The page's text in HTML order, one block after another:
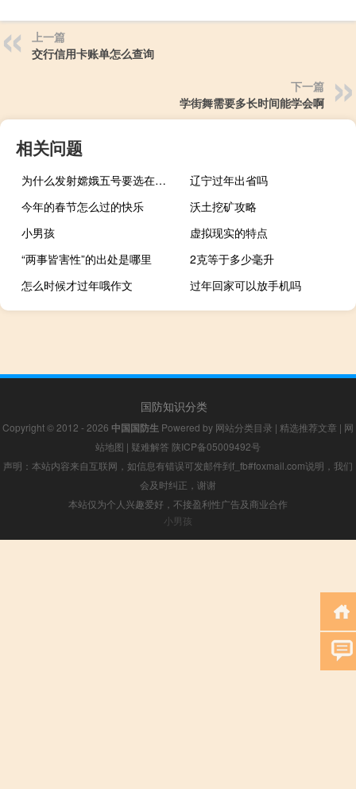
上一篇
交行信用卡账单怎么查询
下一篇
学街舞需要多长时间能学会啊
相关问题
为什么发射嫦娥五号要选在凌晨？
辽宁过年出省吗
今年的春节怎么过的快乐
沃土挖矿攻略
小男孩
虚拟现实的特点
“两事皆害性”的出处是哪里
2克等于多少毫升
怎么时候才过年哦作文
过年回家可以放手机吗
国防知识分类
Copyright © 2012 - 2026 中国国防生 Powered by 网站分类目录 | 精选推荐文章 | 网
站地图 | 疑难解答 陕ICP备05009492号
声明：本站内容来自互联网，如信息有错误可发邮件到f_fb#foxmail.com说明，我们
会及时纠正，谢谢
本站仅为个人兴趣爱好，不接盈利性广告及商业合作
小男孩